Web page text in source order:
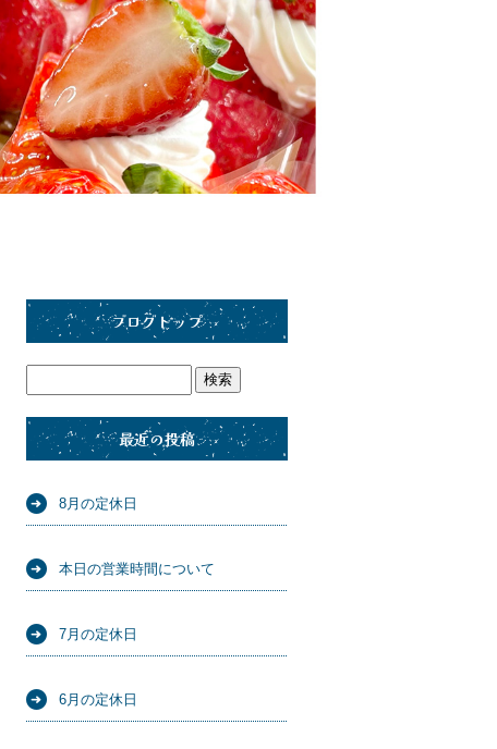
ブログトップ
最近の投稿
8月の定休日
本日の営業時間について
7月の定休日
6月の定休日